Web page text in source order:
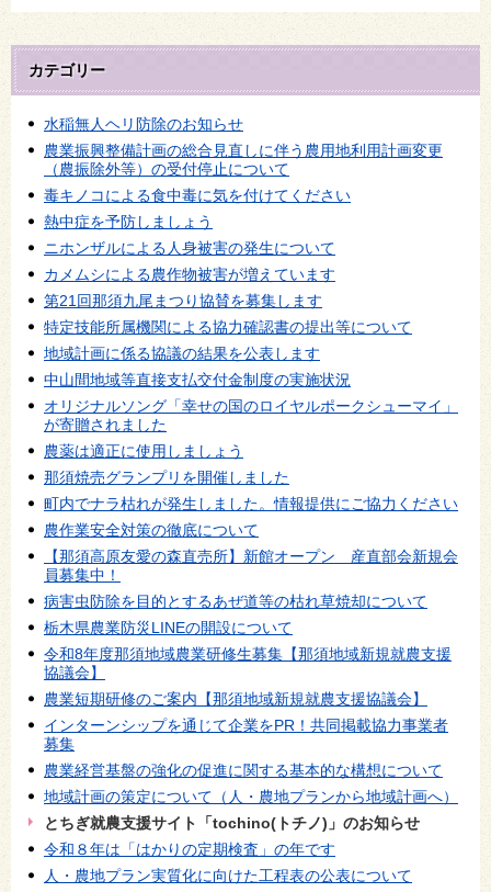
カテゴリー
水稲無人ヘリ防除のお知らせ
農業振興整備計画の総合見直しに伴う農用地利用計画変更
（農振除外等）の受付停止について
毒キノコによる食中毒に気を付けてください
熱中症を予防しましょう
ニホンザルによる人身被害の発生について
カメムシによる農作物被害が増えています
第21回那須九尾まつり協賛を募集します
特定技能所属機関による協力確認書の提出等について
地域計画に係る協議の結果を公表します
中山間地域等直接支払交付金制度の実施状況
オリジナルソング「幸せの国のロイヤルポークシューマイ」
が寄贈されました
農薬は適正に使用しましょう
那須焼売グランプリを開催しました
町内でナラ枯れが発生しました。情報提供にご協力ください
農作業安全対策の徹底について
【那須高原友愛の森直売所】新館オープン 産直部会新規会
員募集中！
病害虫防除を目的とするあぜ道等の枯れ草焼却について
栃木県農業防災LINEの開設について
令和8年度那須地域農業研修生募集【那須地域新規就農支援
協議会】
農業短期研修のご案内【那須地域新規就農支援協議会】
インターンシップを通じて企業をPR！共同掲載協力事業者
募集
農業経営基盤の強化の促進に関する基本的な構想について
地域計画の策定について（人・農地プランから地域計画へ）
とちぎ就農支援サイト「tochino(トチノ)」のお知らせ
令和８年は「はかりの定期検査」の年です
人・農地プラン実質化に向けた工程表の公表について